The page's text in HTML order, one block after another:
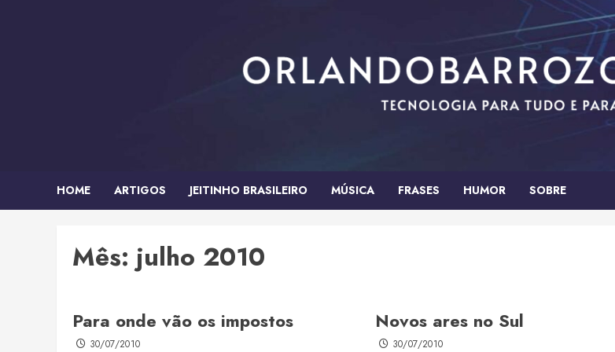
HOME ARTIGOS JEITINHO BRASILEIRO MÚSICA FRASES HUMOR SOBRE
Mês: julho 2010
Para onde vão os impostos
30/07/2010
Novos ares no Sul
30/07/2010